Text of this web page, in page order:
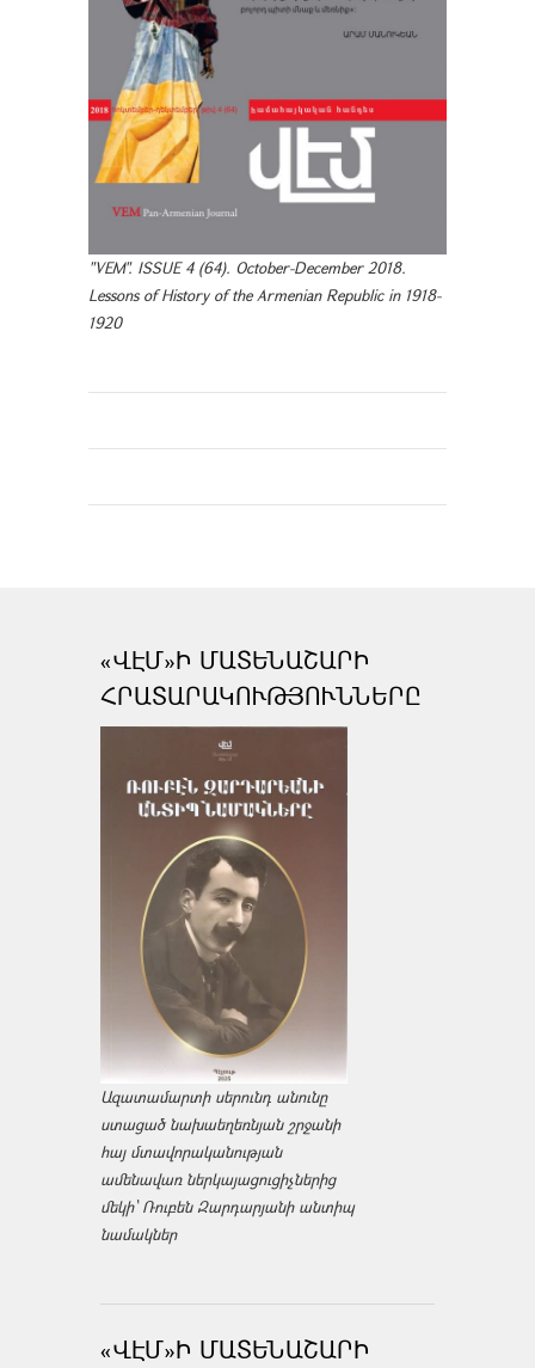
"VEM". ISSUE 4 (64). October-December 2018.
Lessons of History of the Armenian Republic in 1918-
1920
«ՎԷՄ»Ի ՄԱՏԵՆԱՇԱՐԻ
ՀՐԱՏԱՐԱԿՈՒԹՅՈՒՆՆԵՐԸ
Ազատամարտի սերունդ անունը
ստացած նախաեղեռնյան շրջանի
հայ մտավորականության
ամենավառ ներկայացուցիչներից
մեկի՝ Ռուբեն Զարդարյանի անտիպ
նամակներ
«ՎԷՄ»Ի ՄԱՏԵՆԱՇԱՐԻ